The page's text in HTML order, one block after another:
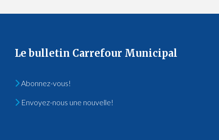
Le bulletin Carrefour Municipal
Abonnez-vous!
Envoyez-nous une nouvelle!